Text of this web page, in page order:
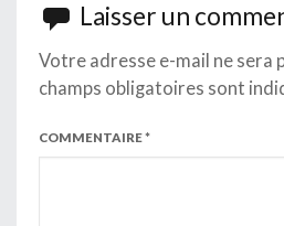
Laisser un
Votre adresse e-mail ne sera
champs obligatoires sont
COMMENTAIRE*